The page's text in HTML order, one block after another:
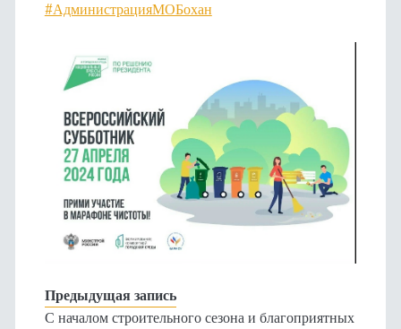
#АдминистрацияМОБохан
Предыдущая запись
С началом строительного сезона и благоприятных